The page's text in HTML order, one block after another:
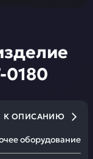
0180
К ОПИСАНИЮ
оборудование